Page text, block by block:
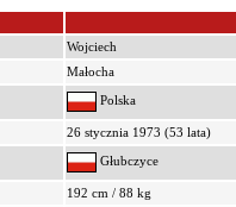
Wojciech
Małocha
Polska
26 stycznia 1973 (53 lata)
Głubczyce
192 cm / 88 kg